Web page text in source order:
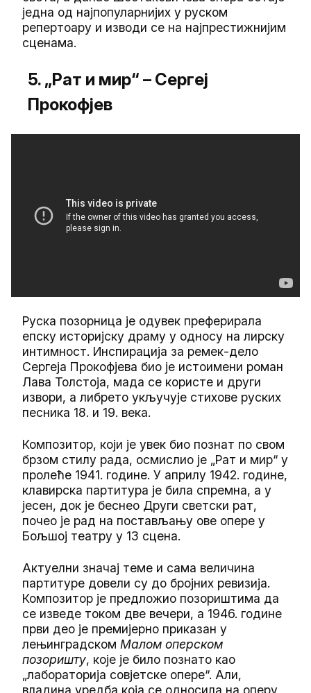
једна од најпопуларнијих у руском
репертоару и изводи се на најпрестижнијим
сценама.
5. „Рат и мир“ – Сергеј
Прокофјев
Руска позорница је одувек преферирала
епску историјску драму у односу на лирску
интимност. Инспирација за ремек-дело
Сергеја Прокофјева био је истоимени роман
Лава Толстоја, мада се користе и други
извори, а либрето укључује стихове руских
песника 18. и 19. века.
Композитор, који је увек био познат по свом
брзом стилу рада, осмислио је „Рат и мир“ у
пролеће 1941. године. У априлу 1942. године,
клавирска партитура је била спремна, а у
јесен, док је беснео Други светски рат,
почео је рад на постављању ове опере у
Бољшој театру у 13 сцена.
Актуелни значај теме и сама величина
партитуре довели су до бројних ревизија.
Композитор је предложио позориштима да
се изведе током две вечери, а 1946. године
први део је премијерно приказан у
лењинградском Малом оперском
позоришту, које је било познато као
„лабораторија совјетске опере“. Али,
владина уредба која се односила на оперу